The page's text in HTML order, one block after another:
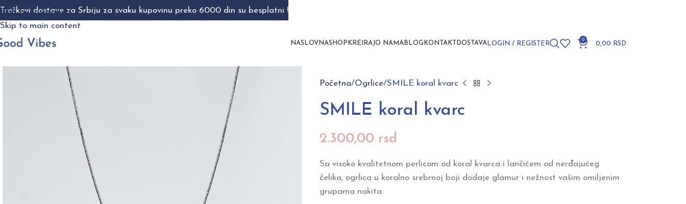
Skip to navigation
Skip to main content
NASLOVNASHOP KREIRAJO NAMA BLOG KONTAKT DOSTAVA LOGIN / REGISTER
0
0,00 RSD
Početna Ogrlice SMILE koral kvarc
SMILE koral kvarc
2.300,00 rsd
Sa visoko kvalitetnom perlicom od koral kvarca i lančićem od nerđajućeg
čelika, ogrlica u koralno srebrnoj boji dodaje glamur i nežnost vašim omiljenim
grupama nakita.
Troškovi dostave za Srbiju za svaku kupovinu preko 6000 din su besplatni !